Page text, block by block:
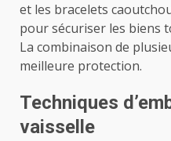
et les bracelets
pour sécuriser les biens
La combinaison de
meilleure protection.
Techniques
vaisselle